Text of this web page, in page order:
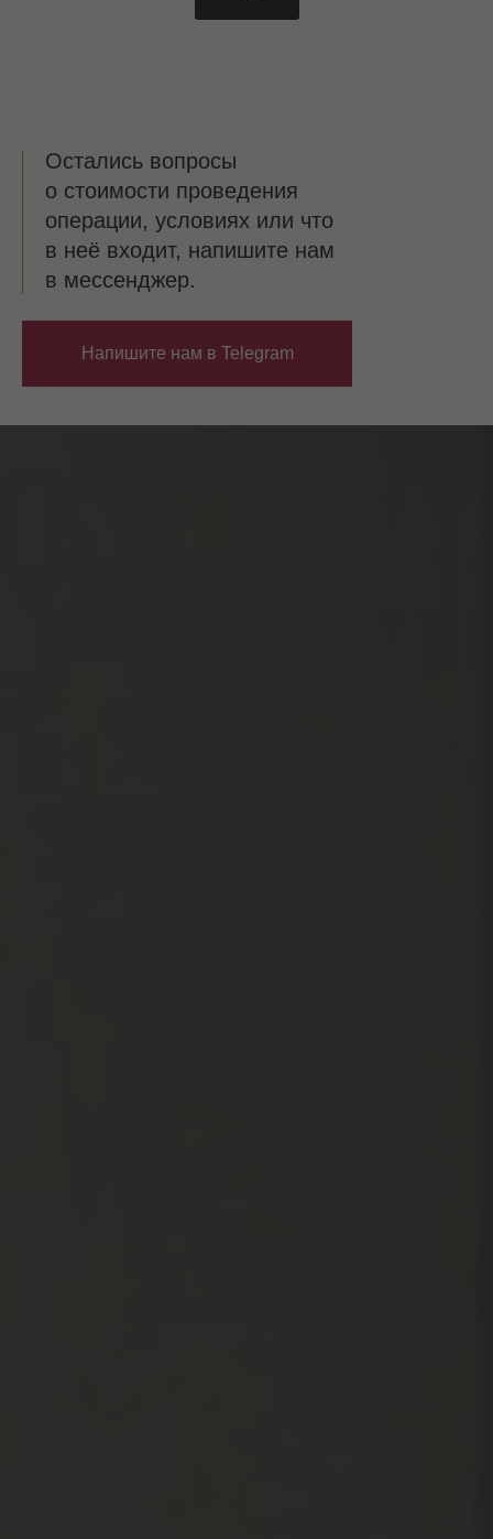
Остались вопросы
о стоимости проведения
операции, условиях или что
в неё входит, напишите нам
в мессенджер.
Напишите нам в Telegram